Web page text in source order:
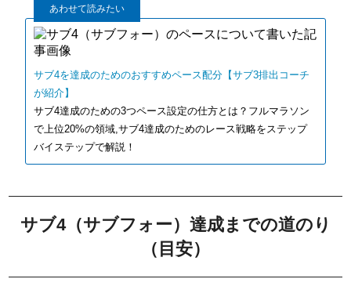
あわせて読みたい
サブ4を達成のためのおすすめペース配分【サブ3排出コーチ
が紹介】
サブ4達成のための3つペース設定の仕方とは？フルマラソン
で上位20%の領域,サブ4達成のためのレース戦略をステップ
バイステップで解説！
サブ4（サブフォー）達成までの道のり
（目安）